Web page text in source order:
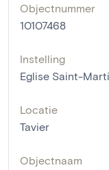
Objectnummer
10107468
Instelling
Eglise Saint-
Locatie
Tavier
Objectnaam